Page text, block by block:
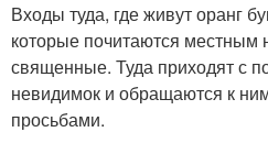
Входы туда, где живут оранг
которые почитаются местным
священные. Туда приходят с
невидимок и обращаются к
просьбами.